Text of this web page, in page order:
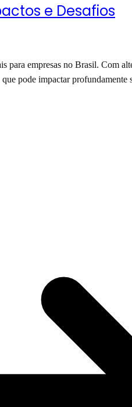
e Desafios
para empresas no Brasil. Com
pode impactar